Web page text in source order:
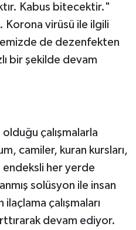
Kabus bitecektir."
Korona virüsü ile ilgili
de dezenfekten
bir şekilde devam
çalışmalarla
camiler, kuran kursları,
her yerde
solüsyon ile insan
çalışmaları
devam ediyor.